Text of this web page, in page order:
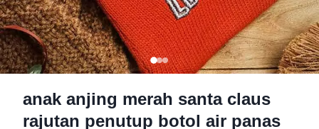
anak anjing merah santa claus
rajutan penutup botol air panas